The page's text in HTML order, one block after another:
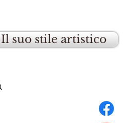
Il suo stile artistico